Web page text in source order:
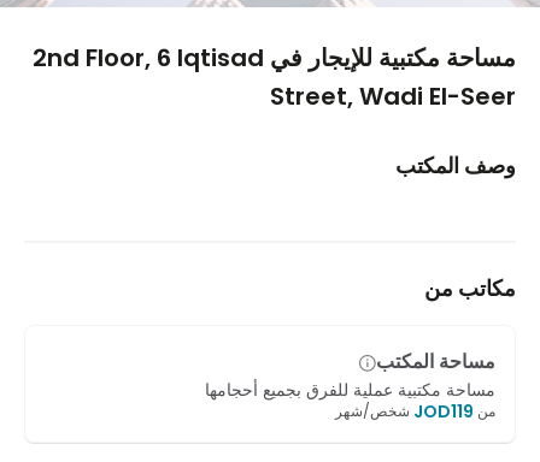
مساحة مكتبية للإيجار في 2nd Floor, 6 Iqtisad
Street, Wadi El-Seer
وصف المكتب
مكاتب من
مساحة المكتب
مساحة مكتبية عملية للفرق بجميع أحجامها
من JOD119 شخص/شهر